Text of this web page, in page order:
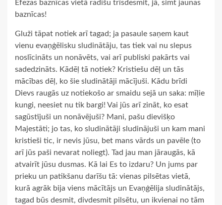
Efezas baznīcas vietā radīšu trīsdesmit, jā, simt jaunas
baznīcas!
Gluži tāpat notiek arī tagad; ja pasaule saņem kaut
vienu evaņģēlisku sludinātāju, tas tiek vai nu slepus
noslīcināts un nonāvēts, vai arī publiski pakārts vai
sadedzināts. Kādēļ tā notiek? Kristiešu dēļ un tās
mācības dēļ, ko šie sludinātāji mācījuši. Kādu brīdi
Dievs raugās uz notiekošo ar smaidu sejā un saka: mīļie
kungi, neesiet nu tik bargi! Vai jūs arī zināt, ko esat
sagūstījuši un nonāvējuši? Mani, pašu dievišķo
Majestāti; jo tas, ko sludinātāji sludinājuši un kam mani
kristieši tic, ir nevis jūsu, bet mans vārds un pavēle (to
arī jūs paši nevarat noliegt). Tad jau man jāraugās, kā
atvairīt jūsu dusmas. Kā lai Es to izdaru? Un jums par
prieku un patikšanu darīšu tā: vienas pilsētas vietā,
kurā agrāk bija viens mācītājs un Evaņģēlija sludinātājs,
tagad būs desmit, divdesmit pilsētu, un ikvienai no tām